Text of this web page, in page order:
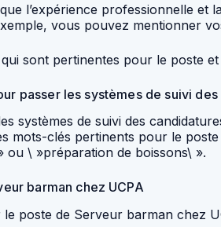
l’expérience professionnelle
vous pouvez mentionner
sont pertinentes pour le poste
passer les systèmes de suivi
systèmes de suivi des
mots-clés pertinents pour le
ou \ »préparation de boissons\ ».
barman chez UCPA
poste de Serveur barman chez